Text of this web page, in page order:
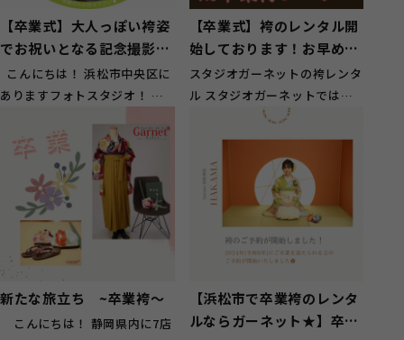
【卒業式】大人っぽい袴姿
でお祝いとなる記念撮影！
【三ヶ日町】
こんにちは！ 浜松市中央区に
ありますフォトスタジオ！ ガ
日...
【卒業式】袴のレンタル開
始しております！お早めに
ご予約を【浜松市・湖西
市】
スタジオガーネットの袴レンタ
ル スタジオガーネットでは卒
業式の袴がレンタル出来ます！
今どきデザ...
新たな旅立ち ~卒業袴～
こんにちは！ 静岡県内に7店
【浜松市で卒業袴のレンタ
ルならガーネット★】卒業